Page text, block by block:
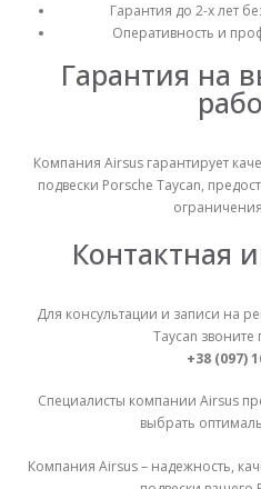
Гарантия до 2-х лет
Оперативность и
Гарантия на
Компания Airsus гарантирует
подвески Porsche Taycan,
Контактная
Для консультации и записи на
Taycan звоните
+38 (097)
Специалисты компании Airsus
выбрать
Компания Airsus – надежность,